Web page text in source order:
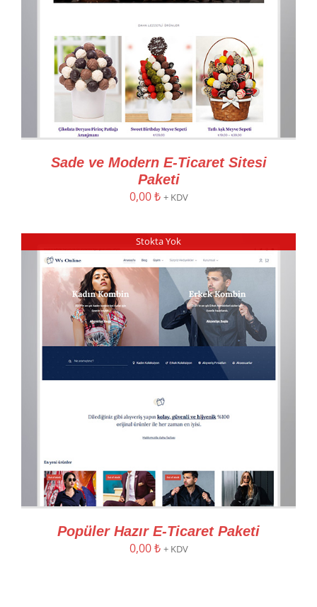
Sade ve Modern E-Ticaret Sitesi
Paketi
0,00₺ + KDV
Stokta Yok
Popüler Hazır E-Ticaret Paketi
0,00₺ + KDV